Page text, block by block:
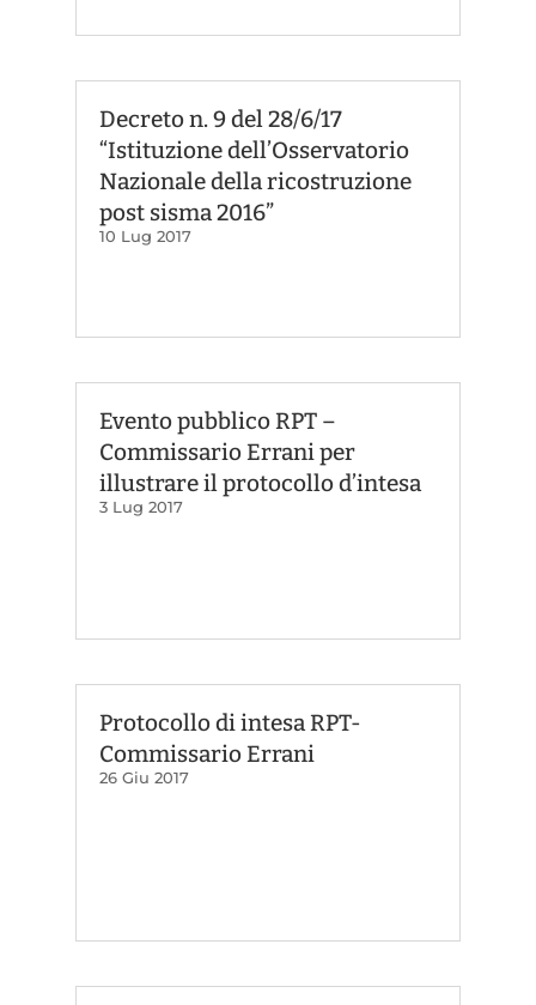
Decreto n. 9 del 28/6/17
“Istituzione dell’Osservatorio
Nazionale della ricostruzione
post sisma 2016”
10 Lug 2017
Evento pubblico RPT –
Commissario Errani per
illustrare il protocollo d’intesa
3 Lug 2017
Protocollo di intesa RPT-
Commissario Errani
26 Giu 2017